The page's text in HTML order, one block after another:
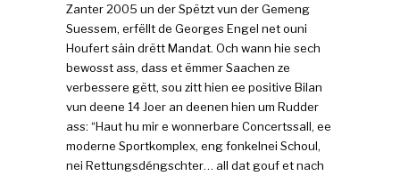
Zanter 2005 un der Spëtzt vun der Gemeng
Suessem, erfëllt de Georges Engel net ouni
Houfert säin drëtt Mandat. Och wann hie sech
bewosst ass, dass et ëmmer Saachen ze
verbessere gëtt, sou zitt hien ee positive Bilan
vun deene 14 Joer an deenen hien um Rudder
ass: “Haut hu mir e wonnerbare Concertssall, ee
moderne Sportkomplex, eng fonkelnei Schoul,
nei Rettungsdéngschter… all dat gouf et nach